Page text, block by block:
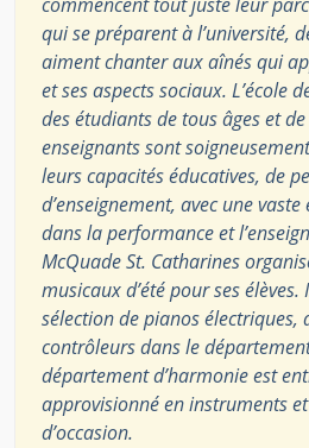
qui se préparent à l’université,
aiment chanter aux aînés qui
et ses aspects sociaux. L’école
des étudiants de tous âges et
enseignants sont
leurs capacités éducatives, de
d’enseignement, avec une
dans la performance et
McQuade St. Catharines
musicaux d’été pour ses
sélection de pianos électriques,
contrôleurs dans le
département d’harmonie est
approvisionné en instruments
d’occasion.